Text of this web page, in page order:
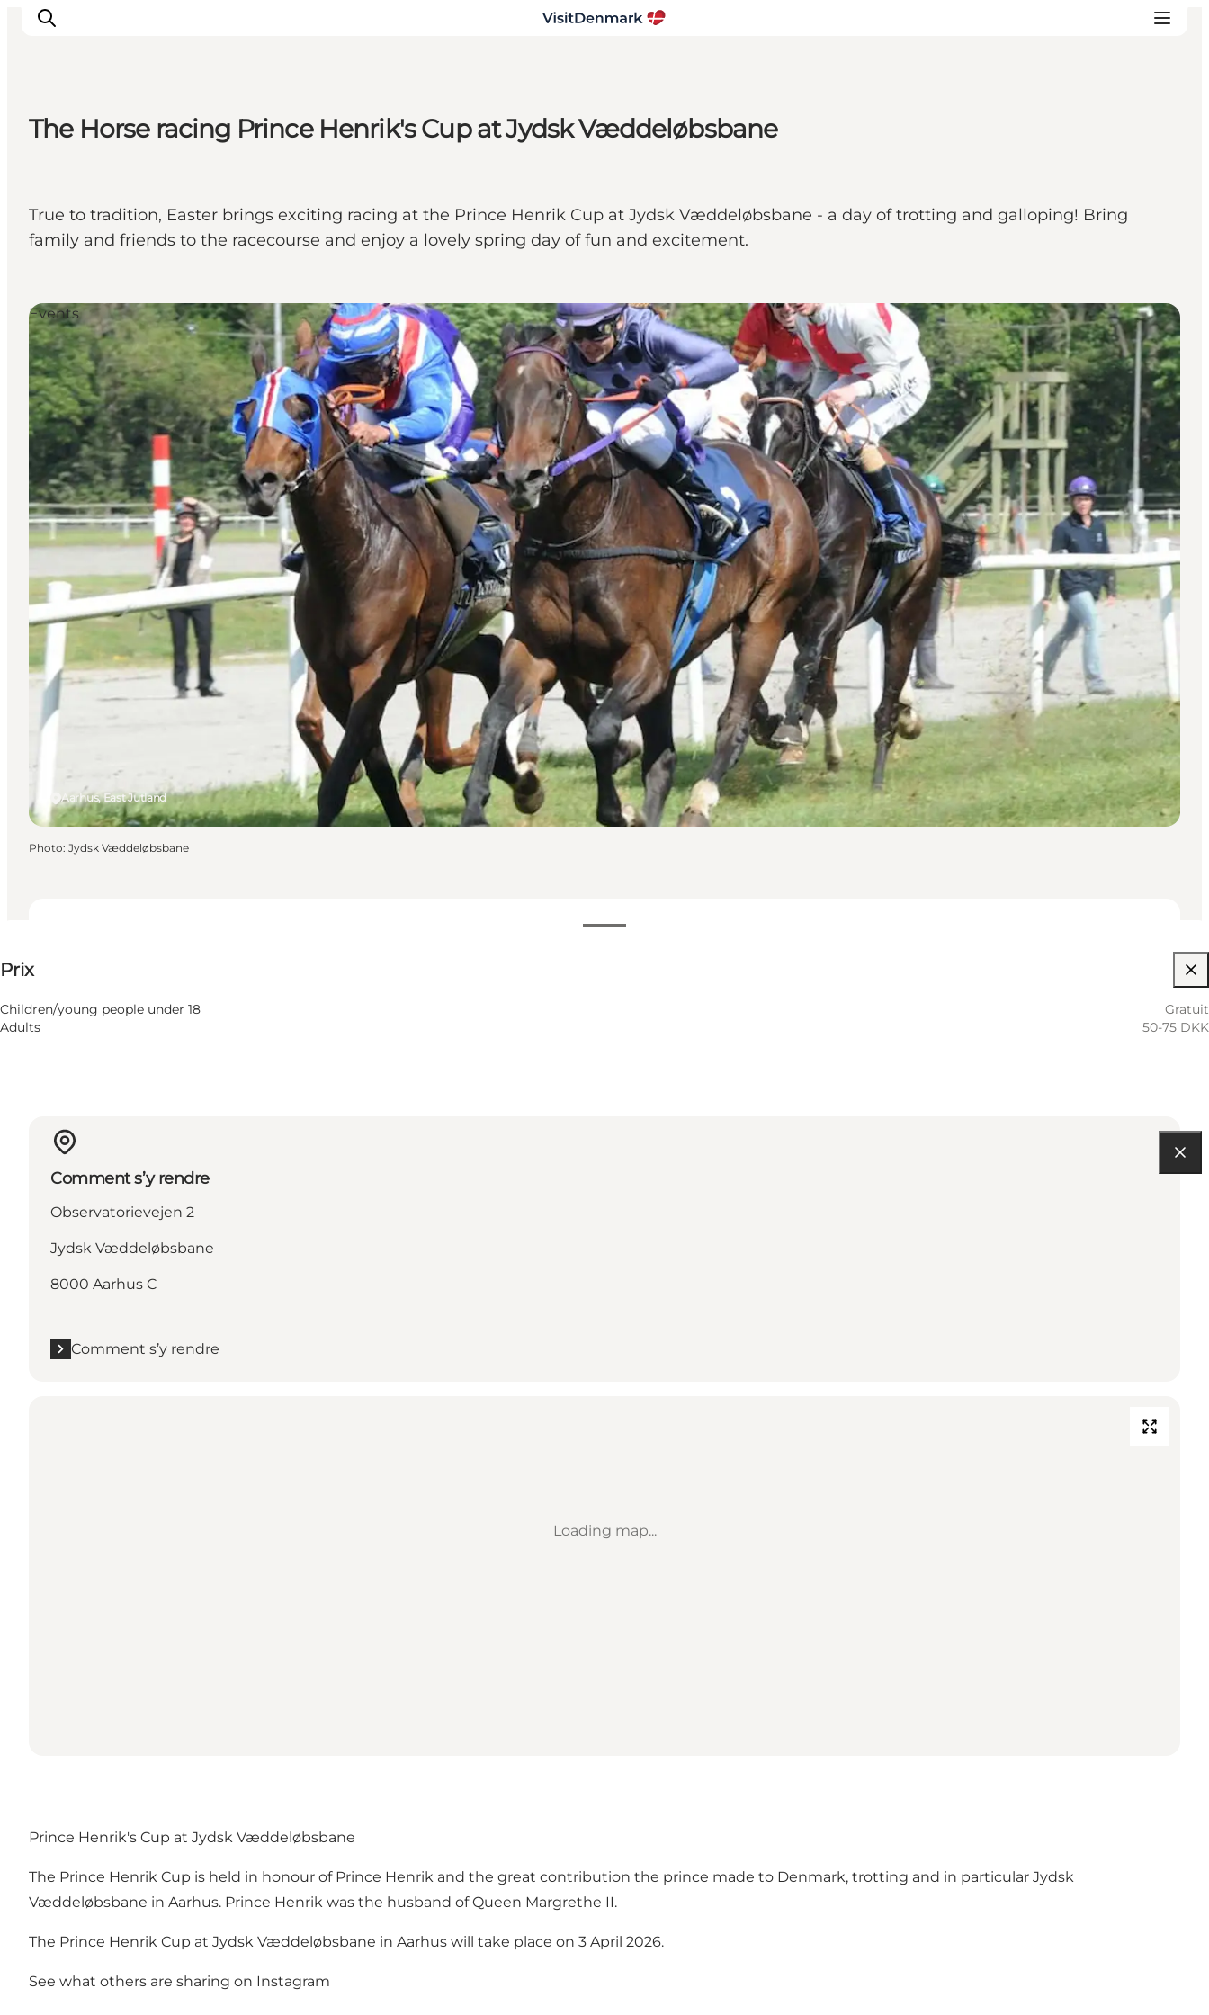
Quoi faire
Hébergements
Planifiez votre voyage
The Horse racing Prince Henrik's Cup at Jydsk Væddeløbsbane
True to tradition, Easter brings exciting racing at the Prince Henrik Cup at Jydsk Væddeløbsbane - a day of trotting and galloping! Bring
family and friends to the racecourse and enjoy a lovely spring day of fun and excitement.
Prix
Children/young people under 18
Gratuit
Adults
50-75 DKK
Aarhus, East Jutland
Events
Photo: Jydsk Væddeløbsbane
Comment s’y rendre
Observatorievejen 2
Jydsk Væddeløbsbane
8000 Aarhus C
Comment s’y rendre
Loading map...
Prince Henrik's Cup at Jydsk Væddeløbsbane
The Prince Henrik Cup is held in honour of Prince Henrik and the great contribution the prince made to Denmark, trotting and in particular Jydsk
Væddeløbsbane in Aarhus. Prince Henrik was the husband of Queen Margrethe II.
The Prince Henrik Cup at Jydsk Væddeløbsbane in Aarhus will take place on 3 April 2026.
See what others are sharing on Instagram